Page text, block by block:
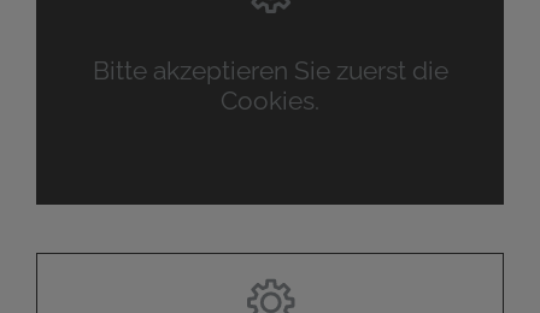
Bitte akzeptieren Sie zuerst die
Cookies.